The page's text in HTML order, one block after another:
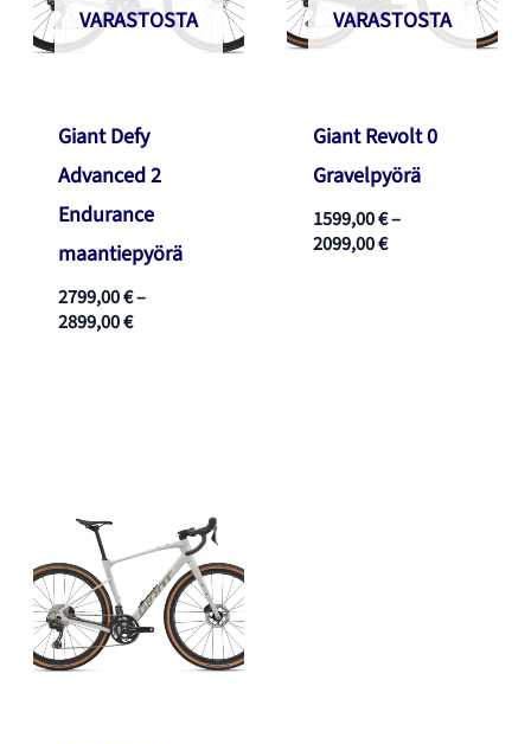
VARASTOSTA
Giant Defy
Advanced 2
Endurance
maantiepyörä
2799,00€–
2899,00€Hintaluokka:
VARASTOSTA
Giant Revolt 0
Gravelpyörä
1599,00€–
2099,00€Hintaluokka: